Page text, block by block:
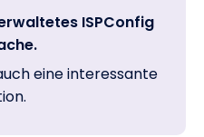
ISPConfig
eine interessante